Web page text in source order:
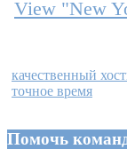
View "New
качественный
точное время
Помочь